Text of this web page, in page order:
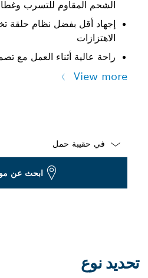
الشحم المقاوم للتسرب وغطاء
إجهاد أقل بفضل نظام حلقة
الاهتزازات
راحة عالية أثناء العمل مع
View more
ابحث عن
تحديد نوع